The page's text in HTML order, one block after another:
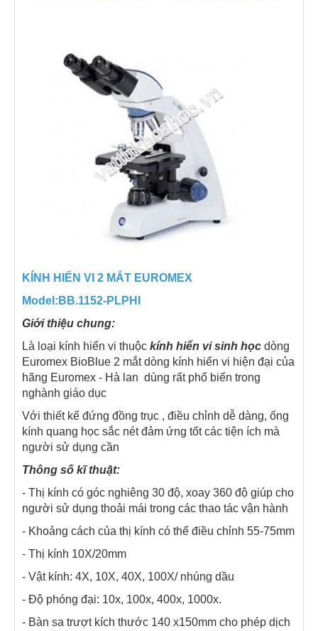
KÍNH HIỂN VI 2 MẮT EUROMEX
Model:BB.1152-PLPHI
Giới thiệu chung:
Là loại kính hiển vi thuộc kính hiển vi sinh học dòng
Euromex BioBlue 2 mắt dòng kính hiển vi hiện đại của
hãng Euromex - Hà lan dùng rất phổ biến trong
nghành giáo dục
Với thiết kế đứng đồng trục , điều chỉnh dễ dàng, ống
kính quang học sắc nét đảm ứng tốt các tiện ích mà
người sử dụng cần
Thông số kĩ thuật:
- Thị kính có góc nghiêng 30 độ, xoay 360 độ giúp cho
người sử dụng thoải mái trong các thao tác vận hành
- Khoảng cách của thị kính có thể điều chỉnh 55-75mm
- Thị kính 10X/20mm
- Vật kính: 4X, 10X, 40X, 100X/ nhúng dầu
- Độ phóng đại: 10x, 100x, 400x, 1000x.
- Bàn sa trượt kích thước 140 x150mm cho phép dịch